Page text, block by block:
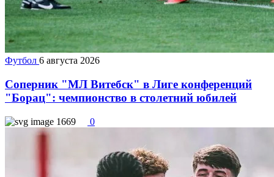
Футбол 6 августа 2026
Соперник "МЛ Витебск" в Лиге конференций
"Борац": чемпионство в столетний юбилей
1669 0